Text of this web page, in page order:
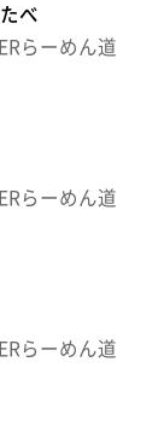
べ
らーめん道
らーめん道
らーめん道